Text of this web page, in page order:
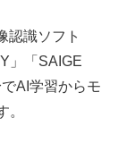
認識ソフト
」「SAIGE
AI学習からモ
。